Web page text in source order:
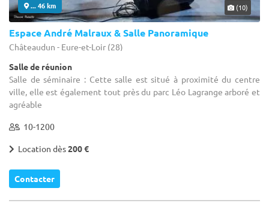
... 46 km (10)
Espace André Malraux & Salle Panoramique
Châteaudun - Eure-et-Loir (28)
Salle de réunion
Salle de séminaire : Cette salle est situé à proximité du centre
ville, elle est également tout près du parc Léo Lagrange arboré et
agréable
10-1200
Location dès200 €
Contacter